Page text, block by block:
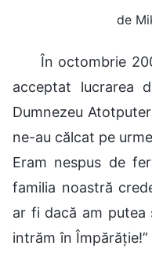
de
În octombrie
acceptat lucrarea
Dumnezeu
ne-au călcat pe
Eram nespus de
familia noastră
ar fi dacă am
intrăm în